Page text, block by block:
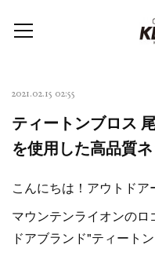
2021.02.15 02:55
ティートンブロス
を使用した高品質
こんにちは！アウトドア
マウンテンライオンのロ
ドアブランド"ティート